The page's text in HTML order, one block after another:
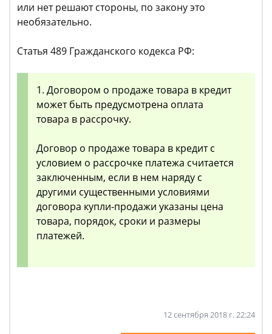
или нет решают стороны, по закону это
необязательно.
Статья 489 Гражданского кодекса РФ:
1. Договором о продаже товара в кредит
может быть предусмотрена оплата
товара в рассрочку.
Договор о продаже товара в кредит с
условием о рассрочке платежа считается
заключенным, если в нем наряду с
другими существенными условиями
договора купли-продажи указаны цена
товара, порядок, сроки и размеры
платежей.
12 сентября 2018 г. 22:24